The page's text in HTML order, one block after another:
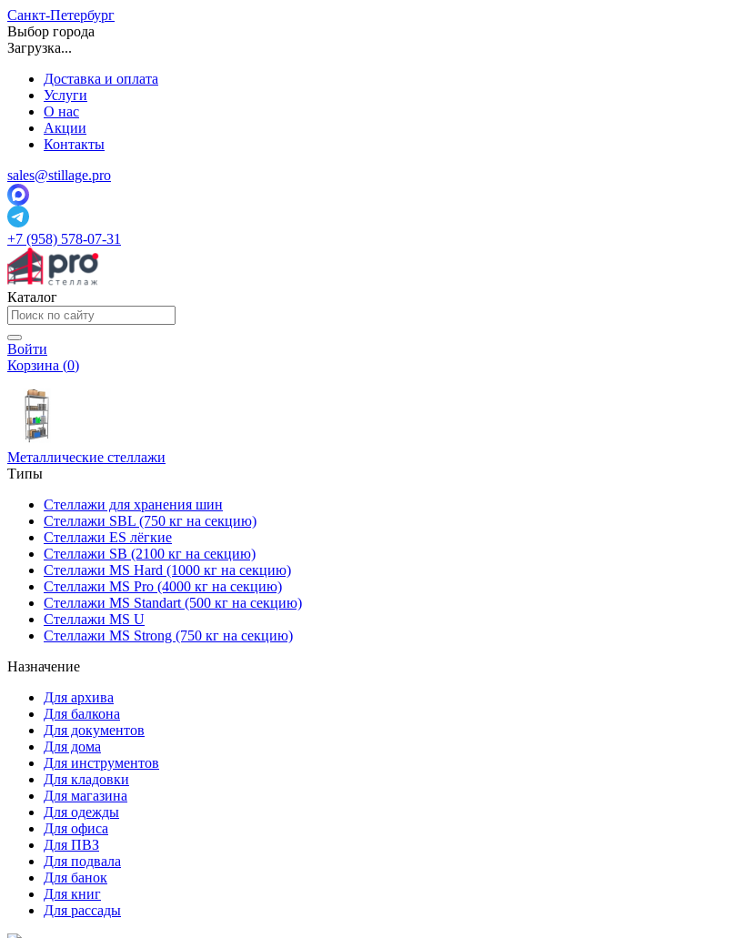
Санкт-Петербург
Выбор города
Загрузка...
Доставка и оплата
Услуги
О нас
Акции
Контакты
sales@stillage.pro
+7 (958) 578-07-31
Каталог
Войти
Корзина (0)
Металлические стеллажи
Типы
Стеллажи для хранения шин
Стеллажи SBL (750 кг на секцию)
Стеллажи ES лёгкие
Стеллажи SB (2100 кг на секцию)
Стеллажи MS Hard (1000 кг на секцию)
Стеллажи MS Pro (4000 кг на секцию)
Стеллажи MS Standart (500 кг на секцию)
Стеллажи MS U
Стеллажи MS Strong (750 кг на секцию)
Назначение
Для архива
Для балкона
Для документов
Для дома
Для инструментов
Для кладовки
Для магазина
Для одежды
Для офиса
Для ПВЗ
Для подвала
Для банок
Для книг
Для рассады